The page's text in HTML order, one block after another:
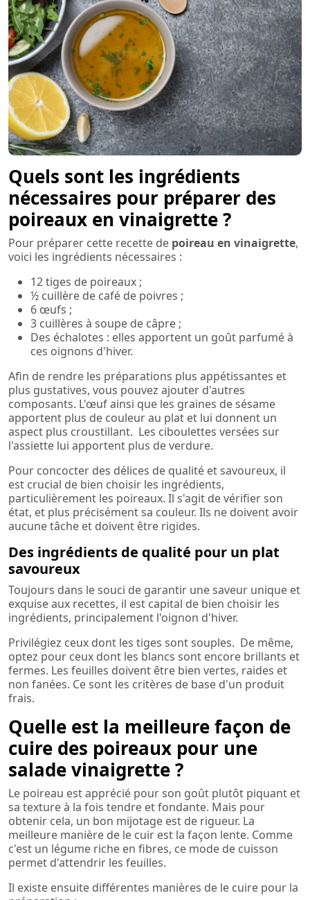
Quels sont les ingrédients
nécessaires pour préparer des
poireaux en vinaigrette ?
Pour préparer cette recette de poireau en vinaigrette,
voici les ingrédients nécessaires :
12 tiges de poireaux ;
½ cuillère de café de poivres ;
6 œufs ;
3 cuillères à soupe de câpre ;
Des échalotes : elles apportent un goût parfumé à
ces oignons d'hiver.
Afin de rendre les préparations plus appétissantes et
plus gustatives, vous pouvez ajouter d'autres
composants. L'œuf ainsi que les graines de sésame
apportent plus de couleur au plat et lui donnent un
aspect plus croustillant. Les ciboulettes versées sur
l'assiette lui apportent plus de verdure.
Pour concocter des délices de qualité et savoureux, il
est crucial de bien choisir les ingrédients,
particulièrement les poireaux. Il s'agit de vérifier son
état, et plus précisément sa couleur. Ils ne doivent avoir
aucune tâche et doivent être rigides.
Des ingrédients de qualité pour un plat
savoureux
Toujours dans le souci de garantir une saveur unique et
exquise aux recettes, il est capital de bien choisir les
ingrédients, principalement l'oignon d'hiver.
Privilégiez ceux dont les tiges sont souples. De même,
optez pour ceux dont les blancs sont encore brillants et
fermes. Les feuilles doivent être bien vertes, raides et
non fanées. Ce sont les critères de base d'un produit
frais.
Quelle est la meilleure façon de
cuire des poireaux pour une
salade vinaigrette ?
Le poireau est apprécié pour son goût plutôt piquant et
sa texture à la fois tendre et fondante. Mais pour
obtenir cela, un bon mijotage est de rigueur. La
meilleure manière de le cuir est la façon lente. Comme
c'est un légume riche en fibres, ce mode de cuisson
permet d'attendrir les feuilles.
Il existe ensuite différentes manières de le cuire pour la